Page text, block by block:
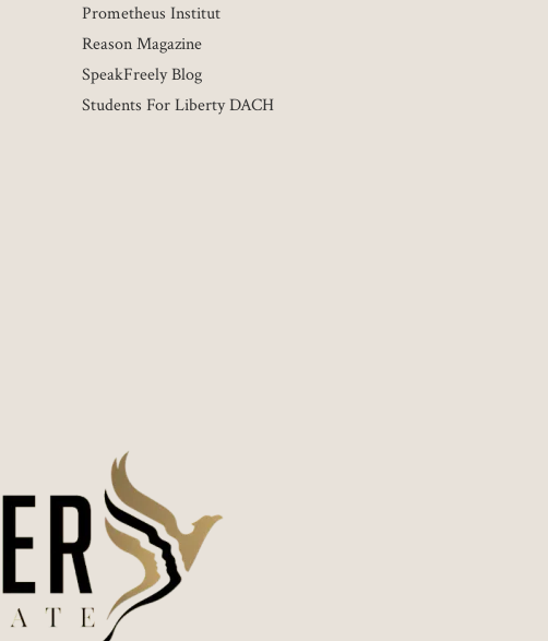
Prometheus Institut
Reason Magazine
SpeakFreely Blog
Students For Liberty DACH